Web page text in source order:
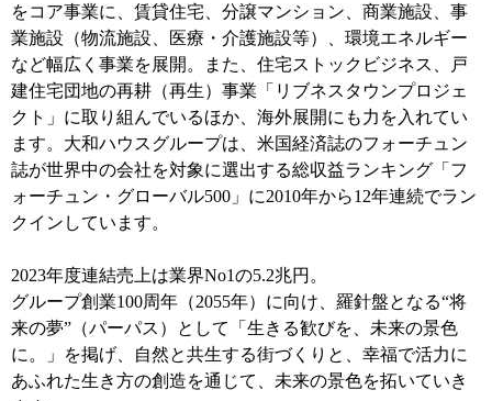
をコア事業に、賃貸住宅、分譲マンション、商業施設、事
業施設（物流施設、医療・介護施設等）、環境エネルギー
など幅広く事業を展開。また、住宅ストックビジネス、戸
建住宅団地の再耕（再生）事業「リブネスタウンプロジェ
クト」に取り組んでいるほか、海外展開にも力を入れてい
ます。大和ハウスグループは、米国経済誌のフォーチュン
誌が世界中の会社を対象に選出する総収益ランキング「フ
ォーチュン・グローバル500」に2010年から12年連続でラン
クインしています。
2023年度連結売上は業界No1の5.2兆円。
グループ創業100周年（2055年）に向け、羅針盤となる“将
来の夢”（パーパス）として「生きる歓びを、未来の景色
に。」を掲げ、自然と共生する街づくりと、幸福で活力に
あふれた生き方の創造を通じて、未来の景色を拓いていき